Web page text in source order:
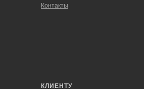
Контакты
КЛИЕНТУ